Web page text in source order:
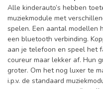
Alle kinderauto’s hebben
muziekmodule met
spelen. Een aantal modellen
een bluetooth verbinding.
aan je telefoon en speel het
coureur maar lekker af. Hun
groter. Om het nog luxer te
i.p.v. de standaard